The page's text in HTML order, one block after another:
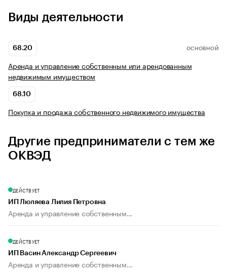
Виды деятельности
68.20 ОСНОВНОЙ
Аренда и управление собственным или арендованным
недвижимым имуществом
68.10
Покупка и продажа собственного недвижимого имущества
Другие предприниматели с тем же
ОКВЭД
ДЕЙСТВУЕТ
ИП Люляева Лилия Петровна
Аренда и управление собственным...
ДЕЙСТВУЕТ
ИП Васин Александр Сергеевич
Аренда и управление собственным...